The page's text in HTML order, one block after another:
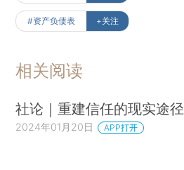
#资产负债表 +关注
相关阅读
社论｜重建信任的现实途径
2024年01月20日 APP打开